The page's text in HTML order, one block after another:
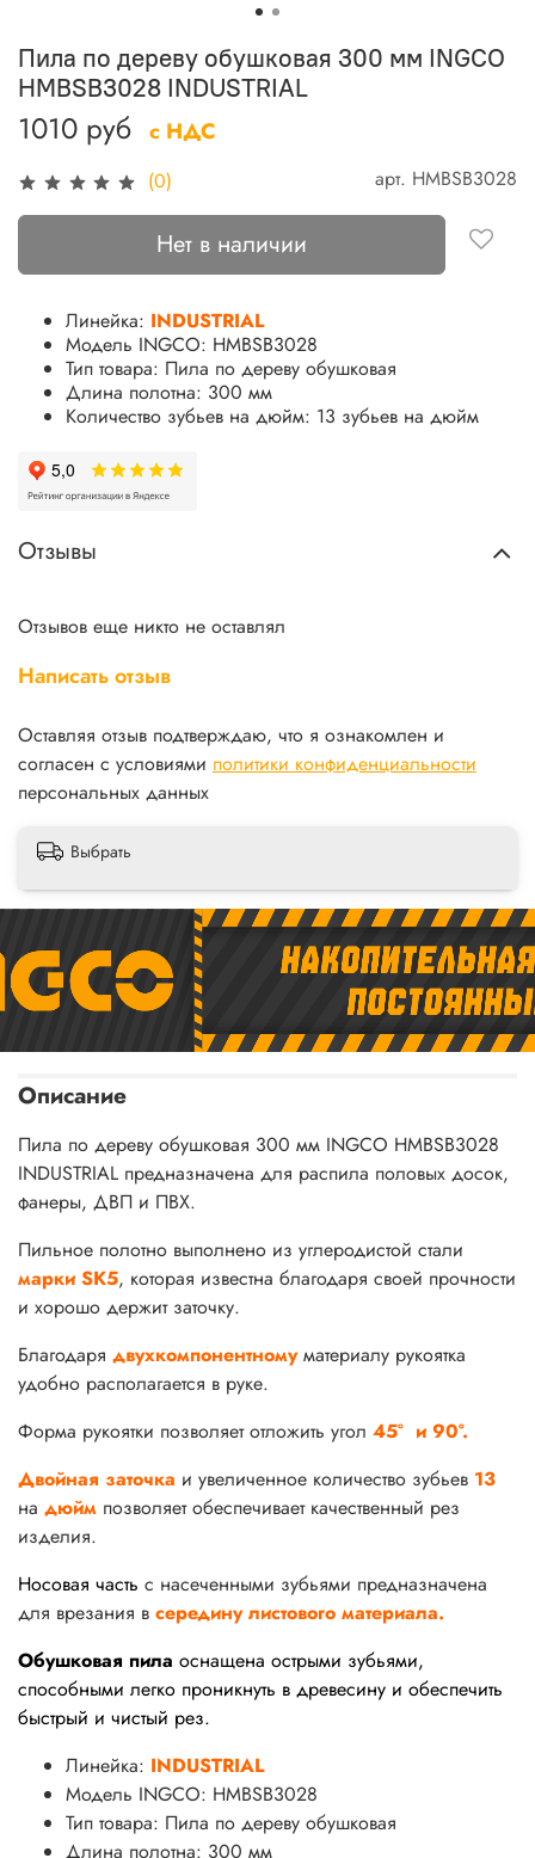
(0) арт. HMBSB3028
Пила по дереву обушковая 300 мм INGCO
HMBSB3028 INDUSTRIAL
1010 руб с НДС
Нет в наличии
Линейка: INDUSTRIAL
Модель INGCO: HMBSB3028
Тип товара: Пила по дереву обушковая
Длина полотна: 300 мм
Количество зубьев на дюйм: 13 зубьев на дюйм
Отзывы
Отзывов еще никто не оставлял
Написать отзыв
Оставляя отзыв подтверждаю, что я ознакомлен и
согласен с условиями политики конфиденциальности
персональных данных
Выбрать
Описание
Пила по дереву обушковая 300 мм INGCO HMBSB3028
INDUSTRIAL предназначена для распила половых досок,
фанеры, ДВП и ПВХ.
Пильное полотно выполнено из углеродистой стали
марки SK5, которая известна благодаря своей прочности
и хорошо держит заточку.
Благодаря двухкомпонентномуматериалу рукоятка
удобно располагается в руке.
Форма рукоятки позволяет отложить угол 45° и 90°.
Двойная заточка и увеличенное количество зубьев 13
на дюйм позволяет обеспечивает качественный рез
изделия.
Носовая часть с насеченными зубьями предназначена
для врезания в середину листового материала.
Обушковая пила оснащена острыми зубьями,
способными легко проникнуть в древесину и обеспечить
быстрый и чистый рез.
Линейка: INDUSTRIAL
Модель INGCO: HMBSB3028
Тип товара: Пила по дереву обушковая
Длина полотна: 300 мм